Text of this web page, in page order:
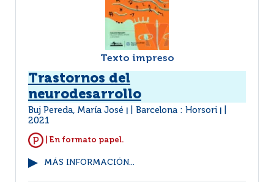
Texto impreso
Trastornos del
neurodesarrollo
Buj Pereda, María José Barcelona : Horsori
2021
| En formato papel.
MÁS INFORMACIÓN...